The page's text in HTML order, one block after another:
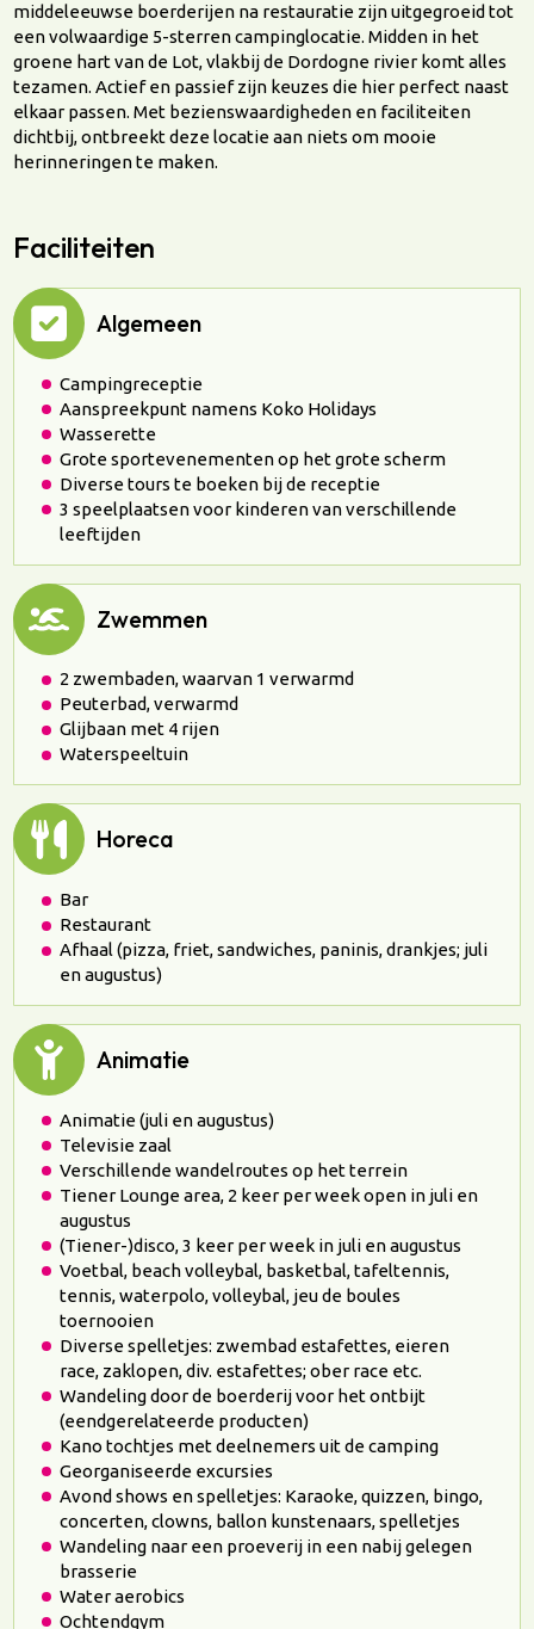
middeleeuwse boerderijen na restauratie zijn uitgegroeid tot
een volwaardige 5-sterren campinglocatie. Midden in het
groene hart van de Lot, vlakbij de Dordogne rivier komt alles
tezamen. Actief en passief zijn keuzes die hier perfect naast
elkaar passen. Met bezienswaardigheden en faciliteiten
dichtbij, ontbreekt deze locatie aan niets om mooie
herinneringen te maken.
Faciliteiten
Algemeen
Campingreceptie
Aanspreekpunt namens Koko Holidays
Wasserette
Grote sportevenementen op het grote scherm
Diverse tours te boeken bij de receptie
3 speelplaatsen voor kinderen van verschillende
leeftijden
Zwemmen
2 zwembaden, waarvan 1 verwarmd
Peuterbad, verwarmd
Glijbaan met 4 rijen
Waterspeeltuin
Horeca
Bar
Restaurant
Afhaal (pizza, friet, sandwiches, paninis, drankjes; juli
en augustus)
Animatie
Animatie (juli en augustus)
Televisie zaal
Verschillende wandelroutes op het terrein
Tiener Lounge area, 2 keer per week open in juli en
augustus
(Tiener-)disco, 3 keer per week in juli en augustus
Voetbal, beach volleybal, basketbal, tafeltennis,
tennis, waterpolo, volleybal, jeu de boules
toernooien
Diverse spelletjes: zwembad estafettes, eieren
race, zaklopen, div. estafettes; ober race etc.
Wandeling door de boerderij voor het ontbijt
(eendgerelateerde producten)
Kano tochtjes met deelnemers uit de camping
Georganiseerde excursies
Avond shows en spelletjes: Karaoke, quizzen, bingo,
concerten, clowns, ballon kunstenaars, spelletjes
Wandeling naar een proeverij in een nabij gelegen
brasserie
Water aerobics
Ochtendgym